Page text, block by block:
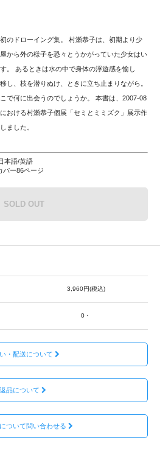
のドローイング集。 村瀬恭子は、初期より少
から外の様子を恐々とうかがっていた少女はい
。 あるときは水の中で身体の浮遊感を愉し
し、枝を潜りぬけ、ときに立ち止まりながら。
で何に出会うのでしょうか。 本書は、2007-08
おける村瀬恭子個展「セミとミミズク」展示作
ました。
本語/英語
ー86ページ
SOLD OUT
3,960円(税込)
0・
・配送について
返品について
ついて問い合わせる